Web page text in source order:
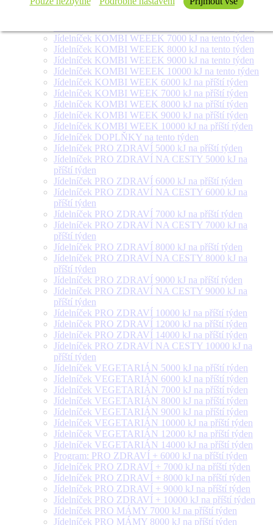
týden
Jídelníček KOMBI WEEEK 7000 kJ na tento týden
Jídelníček KOMBI WEEEK 8000 kJ na tento týden
Jídelníček KOMBI WEEEK 9000 kJ na tento týden
Jídelníček KOMBI WEEEK 10000 kJ na tento týden
Jídelníček KOMBI WEEK 6000 kJ na příští týden
Jídelníček KOMBI WEEK 7000 kJ na příští týden
Jídelníček KOMBI WEEK 8000 kJ na příští týden
Jídelníček KOMBI WEEK 9000 kJ na příští týden
Jídelníček KOMBI WEEK 10000 kJ na příští týden
Jídelníček DOPLŇKY na tento týden
Jídelníček PRO ZDRAVÍ 5000 kJ na příští týden
Jídelníček PRO ZDRAVÍ NA CESTY 5000 kJ na
příští týden
Jídelníček PRO ZDRAVÍ 6000 kJ na příští týden
Jídelníček PRO ZDRAVÍ NA CESTY 6000 kJ na
příští týden
Jídelníček PRO ZDRAVÍ 7000 kJ na příští týden
Jídelníček PRO ZDRAVÍ NA CESTY 7000 kJ na
příští týden
Jídelníček PRO ZDRAVÍ 8000 kJ na příští týden
Jídelníček PRO ZDRAVÍ NA CESTY 8000 kJ na
příští týden
Jídelníček PRO ZDRAVÍ 9000 kJ na příští týden
Jídelníček PRO ZDRAVÍ NA CESTY 9000 kJ na
příští týden
Jídelníček PRO ZDRAVÍ 10000 kJ na příští týden
Jídelníček PRO ZDRAVÍ 12000 kJ na příští týden
Jídelníček PRO ZDRAVÍ 14000 kJ na příští týden
Jídelníček PRO ZDRAVÍ NA CESTY 10000 kJ na
příští týden
Jídelníček VEGETARIÁN 5000 kJ na příští týden
Jídelníček VEGETARIÁN 6000 kJ na příští týden
Jídelníček VEGETARIÁN 7000 kJ na příští týden
Jídelníček VEGETARIÁN 8000 kJ na příští týden
Jídelníček VEGETARIÁN 9000 kJ na příští týden
Jídelníček VEGETARIÁN 10000 kJ na příští týden
Jídelníček VEGETARIÁN 12000 kJ na příští týden
Jídelníček VEGETARIÁN 14000 kJ na příští týden
Program: PRO ZDRAVÍ + 6000 kJ na příští týden
Jídelníček PRO ZDRAVÍ + 7000 kJ na příští týden
Jídelníček PRO ZDRAVÍ + 8000 kJ na příští týden
Jídelníček PRO ZDRAVÍ + 9000 kJ na příští týden
Jídelníček PRO ZDRAVÍ + 10000 kJ na příští týden
Jídelníček PRO MÁMY 7000 kJ na příští týden
Jídelníček PRO MÁMY 8000 kJ na příští týden